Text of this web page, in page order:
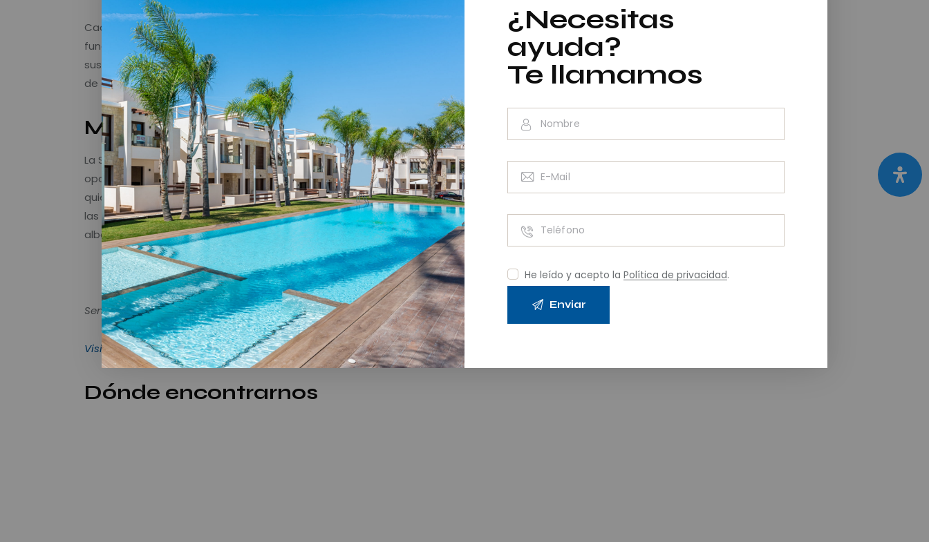
Cada una de estas procesiones cuenta con siglos de historia y representa una parte
fundamental de la identidad cultural de la región. Las imágenes religiosas, los nazarenos con
sus vestimentas tradicionales y las bandas de música crean un ambiente conmovedor y lleno
de espiritualidad.
Más que religión: cultura y tradición
La Semana Santa en esta región no solo es una manifestación religiosa, sino también una
oportunidad para conocer el arte sacro, la música de bandas procesionales y la pasión de
quienes participan en estas festividades. Adicionalmente, es una ocasión ideal para recorrer
las ciudades y descubrir su patrimonio histórico, como las catedrales, iglesias y museos que
albergan obras de incalculable valor.
ΦΦΦΦΦΦΦΦΦΦΦΦΦΦΦΦΦΦΦΦΦΦΦΦΦΦΦΦΦΦΦΦΦΦΦ
Semana Santa en la Costa Blanca y Cálida
Visita nuestra web
Dónde encontrarnos
¿Necesitas
ayuda?
Te llamamos
He leído y acepto laPolítica de privacidad.